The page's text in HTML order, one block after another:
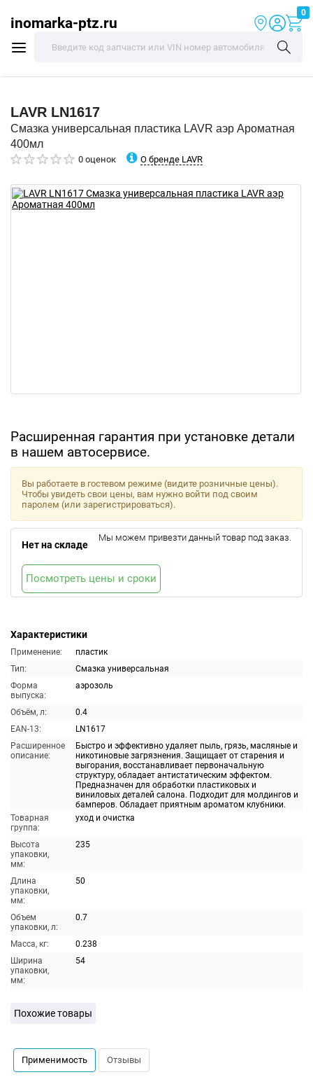
inomarka-ptz.ru
0
LAVR LN1617
Смазка универсальная пластика LAVR аэр Ароматная
400мл
0 оценок О бренде LAVR
Расширенная гарантия при установке детали
в нашем автосервисе.
Характеристики
Применение:
пластик
Тип:
Смазка универсальная
Форма
выпуска:
аэрозоль
Объём, л:
0.4
EAN-13:
LN1617
Расширенное
описание:
Быстро и эффективно удаляет пыль, грязь, масляные и
никотиновые загрязнения. Защищает от старения и
выгорания, восстанавливает первоначальную
структуру, обладает антистатическим эффектом.
Предназначен для обработки пластиковых и
виниловых деталей салона. Подходит для молдингов и
бамперов. Обладает приятным ароматом клубники.
Товарная
группа:
уход и очистка
Высота
упаковки,
мм:
235
Длина
упаковки,
мм:
50
Объем
упаковки, л:
0.7
Масса, кг:
0.238
Ширина
упаковки,
мм:
54
Вы работаете в гостевом режиме (видите розничные цены).
Чтобы увидеть свои цены, вам нужно войти под своим
паролем (или зарегистрироваться).
Нет на складе
Мы можем привезти данный товар под заказ.
Посмотреть цены и сроки
Похожие товары
Применимость Отзывы